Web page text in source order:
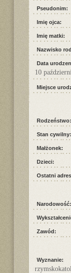
Pseudonim:
Imię ojca:
Imię matki:
Nazwisko
Data
10
Miejsce
Rodzeństwo:
Stan cywilny:
Małżonek:
Dzieci:
Ostatni
Narodowość:
Zawód:
Wyznanie: